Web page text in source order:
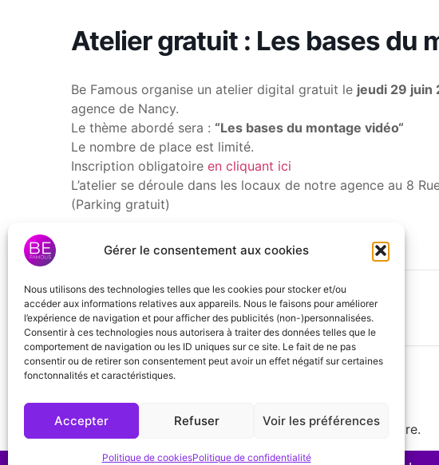
Gérer le consentement aux cookies
Nous utilisons des technologies telles que les cookies pour stocker et/ou
accéder aux informations relatives aux appareils. Nous le faisons pour améliorer
l’expérience de navigation et pour afficher des publicités (non-)personnalisées.
Consentir à ces technologies nous autorisera à traiter des données telles que le
comportement de navigation ou les ID uniques sur ce site. Le fait de ne pas
consentir ou de retirer son consentement peut avoir un effet négatif sur certaines
fonctonnalités et caractéristiques.
Accepter Refuser Voir les préférences
Politique de cookiesPolitique de confidentialité
Atelier gratuit : Les bases du
Be Famous organise un atelier digital gratuit le jeudi 29 juin
agence de Nancy.
Le thème abordé sera : “Les bases du montage vidéo“
Le nombre de place est limité.
Inscription obligatoire en cliquant ici
L’atelier se déroule dans les locaux de notre agence au 8
(Parking gratuit)
+ Ajouter à mon Agenda Google
Laisser un commentaire
Vous devez vous connecter pour publier un commentaire.